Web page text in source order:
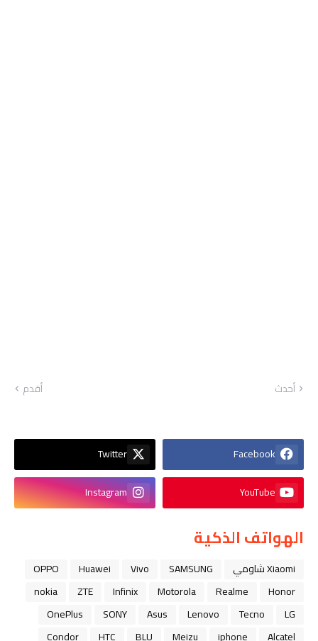
أحدث أقدم
Facebook
Twitter
YouTube
Instagram
الهواتف الذكية
Xiaomi شاومي SAMSUNG
Vivo
Huawei
OPPO
Honor
Realme
Motorola
Infinix
ZTE
nokia
LG
Tecno
Lenovo
Asus
SONY
OnePlus
Alcatel
iphone
Meizu
BLU
HTC
Condor